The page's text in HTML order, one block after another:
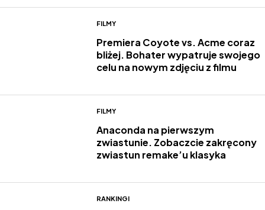
FILMY
Premiera Coyote vs. Acme coraz
bliżej. Bohater wypatruje swojego
celu na nowym zdjęciu z filmu
FILMY
Anaconda na pierwszym
zwiastunie. Zobaczcie zakręcony
zwiastun remake’u klasyka
RANKINGI